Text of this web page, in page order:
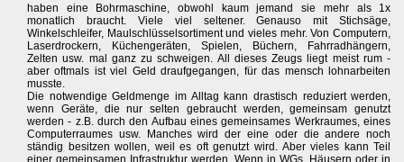
haben eine Bohrmaschine, obwohl kaum jemand sie mehr als 1x
monatlich braucht. Viele viel seltener. Genauso mit Stichsäge,
Winkelschleifer, Maulschlüsselsortiment und vieles mehr. Von Computern,
Laserdrockern, Küchengeräten, Spielen, Büchern, Fahrradhängern,
Zelten usw. mal ganz zu schweigen. All dieses Zeugs liegt meist rum -
aber oftmals ist viel Geld draufgegangen, für das mensch lohnarbeiten
musste.
Die notwendige Geldmenge im Alltag kann drastisch reduziert werden,
wenn Geräte, die nur selten gebraucht werden, gemeinsam genutzt
werden - z.B. durch den Aufbau eines gemeinsames Werkraumes, eines
Computerraumes usw. Manches wird der eine oder die andere noch
ständig besitzen wollen, weil es oft genutzt wird. Aber vieles kann Teil